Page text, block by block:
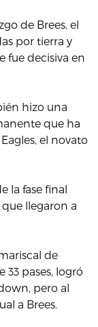
de Brees, el
por tierra y
fue decisiva en
hizo una
que ha
el novato
la fase final
llegaron a
de
pases, logró
pero al
a Brees.